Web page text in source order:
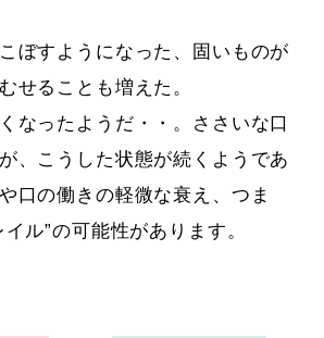
ぼすようになった、固いものが
せることも増えた。
なったようだ・・。ささいな口
、こうした状態が続くようであ
口の働きの軽微な衰え、つま
ル”の可能性があります。